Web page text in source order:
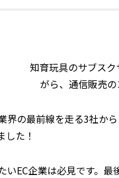
知育玩具のサブス
がら、通信販売の
界の最前線を走る3社か
た！
いEC企業は必見です。最